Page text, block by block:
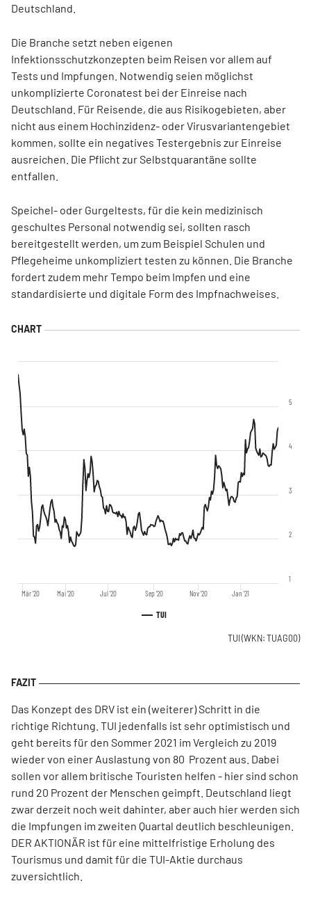
Deutschland.
Die Branche setzt neben eigenen
Infektionsschutzkonzepten beim Reisen vor allem auf
Tests und Impfungen. Notwendig seien möglichst
unkomplizierte Coronatest bei der Einreise nach
Deutschland. Für Reisende, die aus Risikogebieten, aber
nicht aus einem Hochinzidenz- oder Virusvariantengebiet
kommen, sollte ein negatives Testergebnis zur Einreise
ausreichen. Die Pflicht zur Selbstquarantäne sollte
entfallen.
Speichel- oder Gurgeltests, für die kein medizinisch
geschultes Personal notwendig sei, sollten rasch
bereitgestellt werden, um zum Beispiel Schulen und
Pflegeheime unkompliziert testen zu können. Die Branche
fordert zudem mehr Tempo beim Impfen und eine
standardisierte und digitale Form des Impfnachweises.
TUI
Mär '20 Mai '20 Jul '20 Sep '20 Nov '20 Jan '21
1
2
3
4
5
TUI (WKN: TUAG00)
Das Konzept des DRV ist ein (weiterer) Schritt in die
richtige Richtung. TUI jedenfalls ist sehr optimistisch und
geht bereits für den Sommer 2021 im Vergleich zu 2019
wieder von einer Auslastung von 80 Prozent aus. Dabei
sollen vor allem britische Touristen helfen - hier sind schon
rund 20 Prozent der Menschen geimpft. Deutschland liegt
zwar derzeit noch weit dahinter, aber auch hier werden sich
die Impfungen im zweiten Quartal deutlich beschleunigen.
DER AKTIONÄR ist für eine mittelfristige Erholung des
Tourismus und damit für die TUI-Aktie durchaus
zuversichtlich.